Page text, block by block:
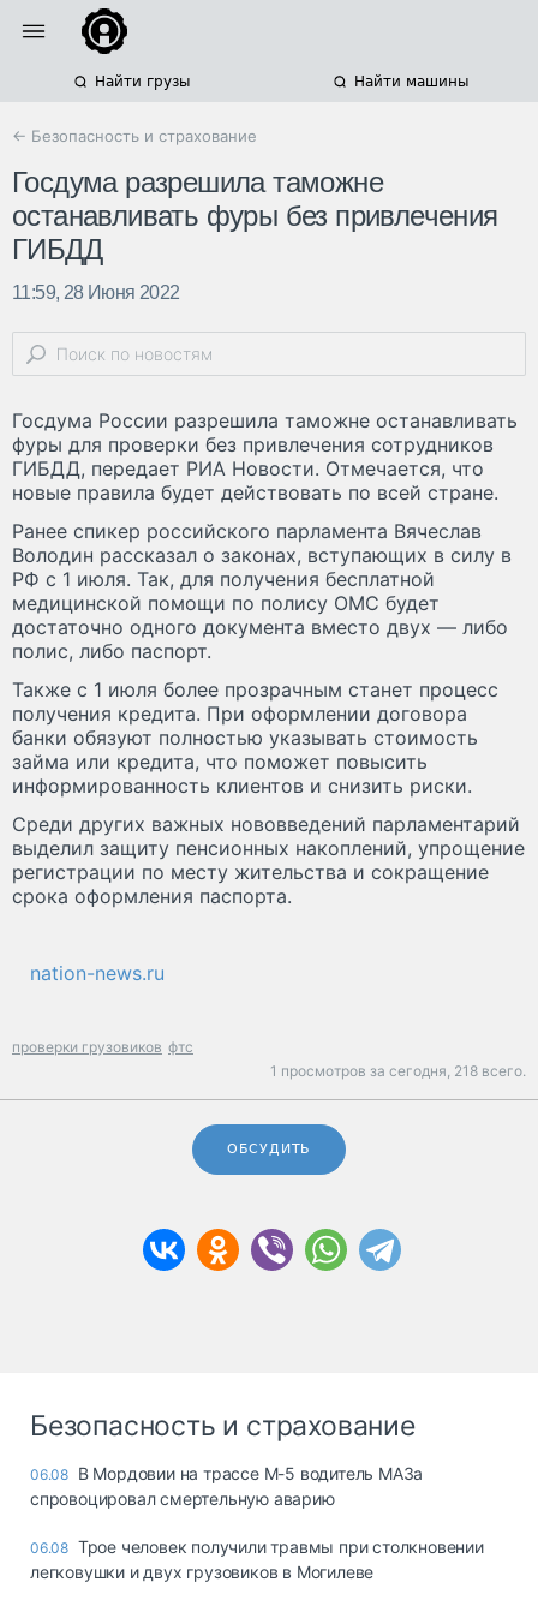
Найти грузы Найти машины
← Безопасность и страхование
Госдума разрешила таможне
останавливать фуры без привлечения
ГИБДД
11:59, 28 Июня 2022
Госдума России разрешила таможне останавливать
фуры для проверки без привлечения сотрудников
ГИБДД, передает РИА Новости. Отмечается, что
новые правила будет действовать по всей стране.
Ранее спикер российского парламента Вячеслав
Володин рассказал о законах, вступающих в силу в
РФ с 1 июля. Так, для получения бесплатной
медицинской помощи по полису ОМС будет
достаточно одного документа вместо двух — либо
полис, либо паспорт.
Также с 1 июля более прозрачным станет процесс
получения кредита. При оформлении договора
банки обязуют полностью указывать стоимость
займа или кредита, что поможет повысить
информированность клиентов и снизить риски.
Среди других важных нововведений парламентарий
выделил защиту пенсионных накоплений, упрощение
регистрации по месту жительства и сокращение
срока оформления паспорта.
nation-news.ru
проверки грузовиков фтс
1 просмотров за сегодня, 218 всего.
ОБСУДИТЬ
Безопасность и страхование
06.08 В Мордовии на трассе М-5 водитель МАЗа
спровоцировал смертельную аварию
06.08 Трое человек получили травмы при столкновении
легковушки и двух грузовиков в Могилеве